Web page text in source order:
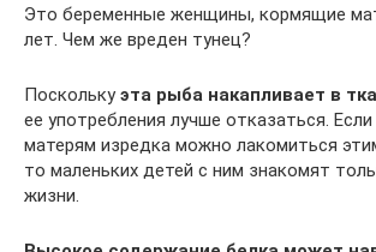
Это беременные женщины, кормящие
лет. Чем же вреден тунец?
Посколькуэта рыба накапливает в
ее употребления лучше отказаться.
матерям изредка можно лакомиться
то маленьких детей с ним знакомят
жизни.